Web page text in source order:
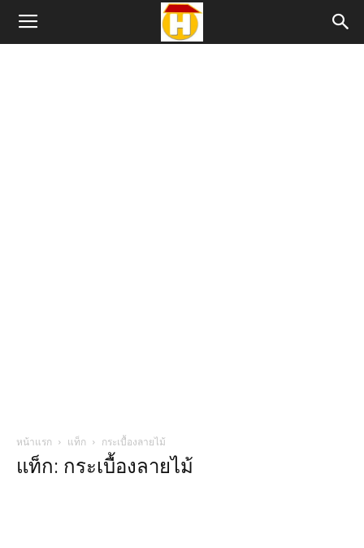
หน้าแรก แท็ก กระเบื้องลายไม้
แท็ก: กระเบื้องลายไม้